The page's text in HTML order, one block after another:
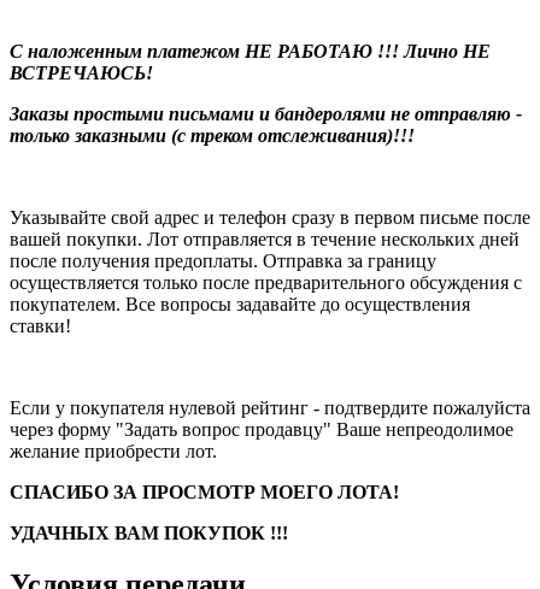
С наложенным платежом НЕ РАБОТАЮ !!! Лично НЕ
ВСТРЕЧАЮСЬ!
Заказы простыми письмами и бандеролями не отправляю -
только заказными (с треком отслеживания)!!!
Указывайте свой адрес и телефон сразу в первом письме после
вашей покупки. Лот отправляется в течение нескольких дней
после получения предоплаты. Отправка за границу
осуществляется только после предварительного обсуждения с
покупателем. Все вопросы задавайте до осуществления
ставки!
Если у покупателя нулевой рейтинг - подтвердите пожалуйста
через форму "Задать вопрос продавцу" Ваше непреодолимое
желание приобрести лот.
СПАСИБО ЗА ПРОСМОТР МОЕГО ЛОТА!
УДАЧНЫХ ВАМ ПОКУПОК !!!